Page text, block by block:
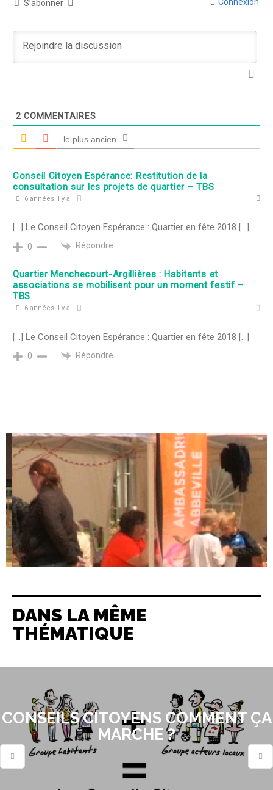
S’abonner
2 COMMENTAIRES
le plus ancien
Conseil Citoyen Espérance: Restitution de la
consultation sur les projets de quartier – TBS
6 années il y a
[…] Le Conseil Citoyen Espérance : Quartier en fête 2018 […]
0 Répondre
Quartier Menchecourt-Argillières : Habitants et
associations se mobilisent pour un moment festif –
TBS
6 années il y a
[…] Le Conseil Citoyen Espérance : Quartier en fête 2018 […]
0 Répondre
DANS LA MÊME
THÉMATIQUE
CONSEILS CITOYENS COMMENT ÇA
MARCHE ?